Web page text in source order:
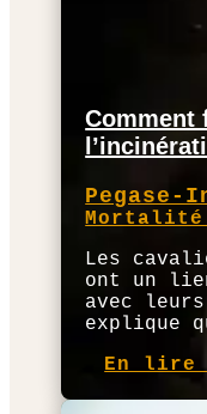
Comment
Pegase-
Mortalité
Les
ont un
avec
explique
En lire